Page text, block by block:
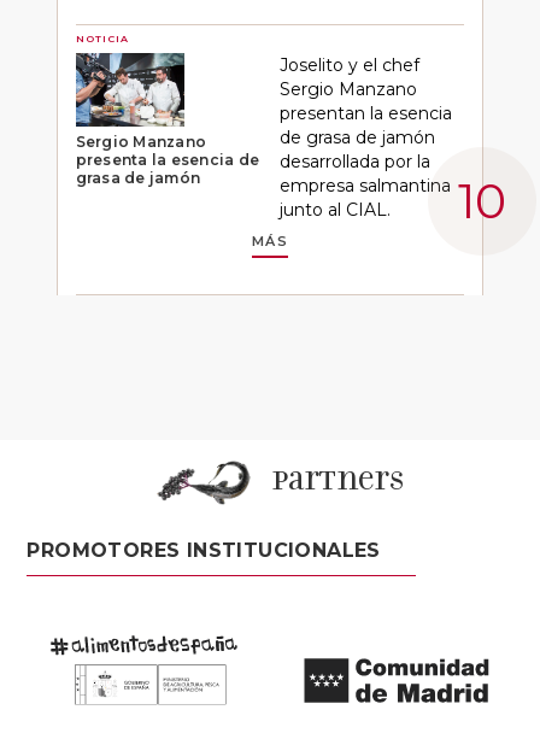
NOTICIA
Sergio Manzano
presenta la esencia de
grasa de jamón
Joselito y el chef
Sergio Manzano
presentan la esencia
de grasa de jamón
desarrollada por la
empresa salmantina
junto al CIAL.
MÁS
partners
PROMOTORES INSTITUCIONALES